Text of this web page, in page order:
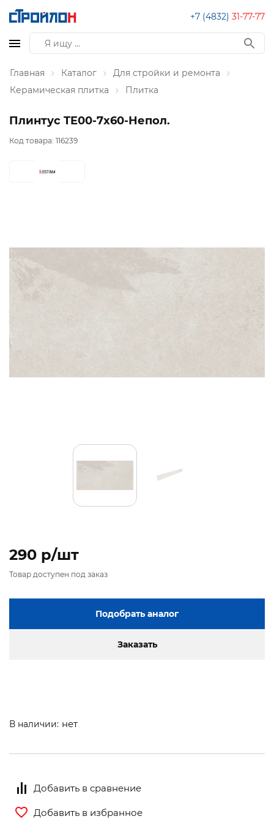
+7 (4832) 31-77-77
Главная Каталог
Для стройки и ремонта
Керамическая плитка
Плитка
Плинтус TE00-7x60-Непол.
Код товара: 116239
290 p/шт
Товар доступен под заказ
Подобрать аналог
Заказать
В наличии: нет
Добавить в сравнение
Добавить в избранное